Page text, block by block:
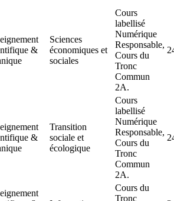
&
Sciences
économiques et
sociales
Cours
labellisé
Numérique
Responsable,
Cours du
Tronc
Commun
2A.
&
Transition
sociale et
écologique
Cours
labellisé
Numérique
Responsable,
Cours du
Tronc
Commun
2A.
Cours du
Tronc